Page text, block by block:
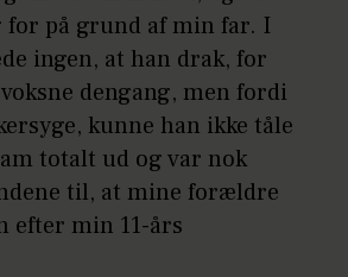
for på grund af min far. I
ingen, at han drak, for
dengang, men fordi
kunne han ikke tåle
totalt ud og var nok
til, at mine forældre
efter min 11-års